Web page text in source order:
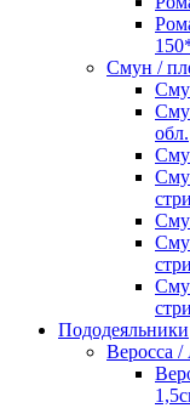
Смун /
обл.
Пододеяльники
Веросса /